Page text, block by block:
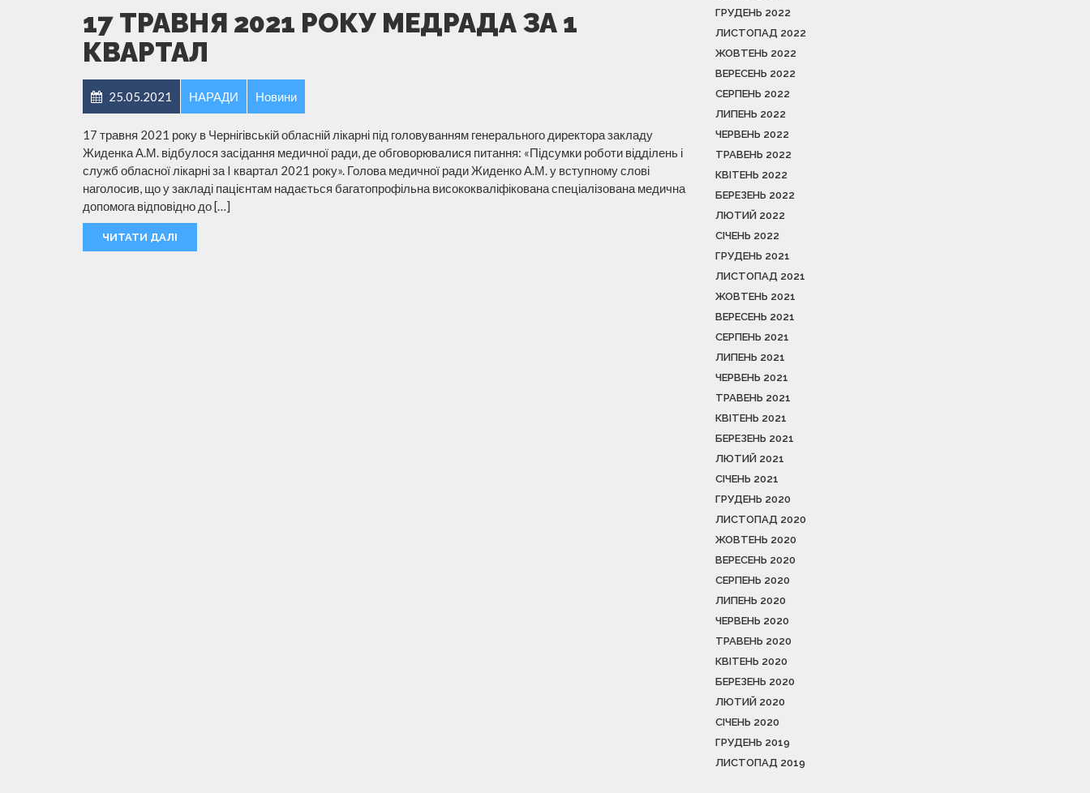
17 ТРАВНЯ 2021 РОКУ МЕДРАДА ЗА 1
КВАРТАЛ
25.05.2021 НАРАДИ Новини
17 травня 2021 року в Чернігівській обласній лікарні під головуванням генерального директора закладу
Жиденка А.М. відбулося засідання медичної ради, де обговорювалися питання: «Підсумки роботи відділень і
служб обласної лікарні за I квартал 2021 року». Голова медичної ради Жиденко А.М. у вступному слові
наголосив, що у закладі пацієнтам надається багатопрофільна висококваліфікована спеціалізована медична
допомога відповідно до […]
ЧИТАТИ ДАЛІ
ГРУДЕНЬ 2022
ЛИСТОПАД 2022
ЖОВТЕНЬ 2022
ВЕРЕСЕНЬ 2022
СЕРПЕНЬ 2022
ЛИПЕНЬ 2022
ЧЕРВЕНЬ 2022
ТРАВЕНЬ 2022
КВІТЕНЬ 2022
БЕРЕЗЕНЬ 2022
ЛЮТИЙ 2022
СІЧЕНЬ 2022
ГРУДЕНЬ 2021
ЛИСТОПАД 2021
ЖОВТЕНЬ 2021
ВЕРЕСЕНЬ 2021
СЕРПЕНЬ 2021
ЛИПЕНЬ 2021
ЧЕРВЕНЬ 2021
ТРАВЕНЬ 2021
КВІТЕНЬ 2021
БЕРЕЗЕНЬ 2021
ЛЮТИЙ 2021
СІЧЕНЬ 2021
ГРУДЕНЬ 2020
ЛИСТОПАД 2020
ЖОВТЕНЬ 2020
ВЕРЕСЕНЬ 2020
СЕРПЕНЬ 2020
ЛИПЕНЬ 2020
ЧЕРВЕНЬ 2020
ТРАВЕНЬ 2020
КВІТЕНЬ 2020
БЕРЕЗЕНЬ 2020
ЛЮТИЙ 2020
СІЧЕНЬ 2020
ГРУДЕНЬ 2019
ЛИСТОПАД 2019